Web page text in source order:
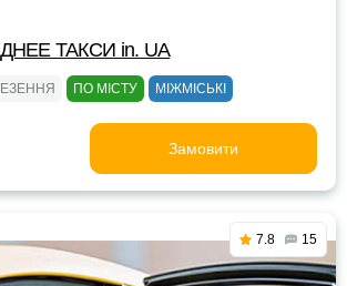
ТАКСИ in. UA
ПО МІСТУ МІЖМІСЬКІ
Замовити
7.8 15